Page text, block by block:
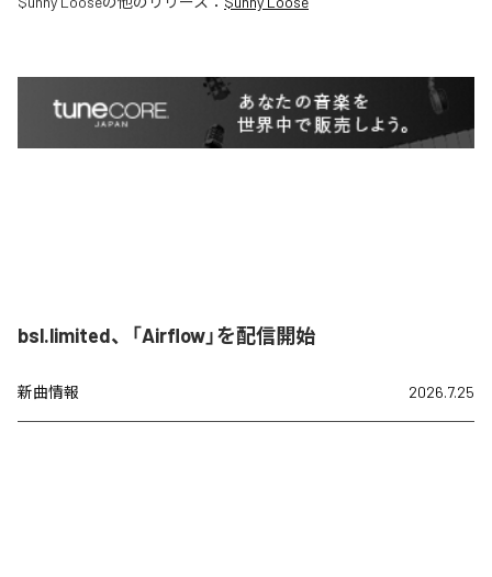
bsl.limited、「Airflow」を配信開始
新曲情報 2026.7.25